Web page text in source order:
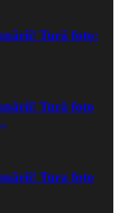
Tură foto:
Tură foto
Tura foto